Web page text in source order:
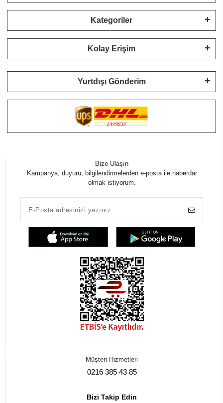
Kategoriler
Kolay Erişim
Yurtdışı Gönderim
Bize Ulaşın
Kampanya, duyuru, bilgilendirmelerden e-posta ile haberdar
olmak istiyorum.
Müşteri Hizmetleri
0216 385 43 85
Bizi Takip Edin